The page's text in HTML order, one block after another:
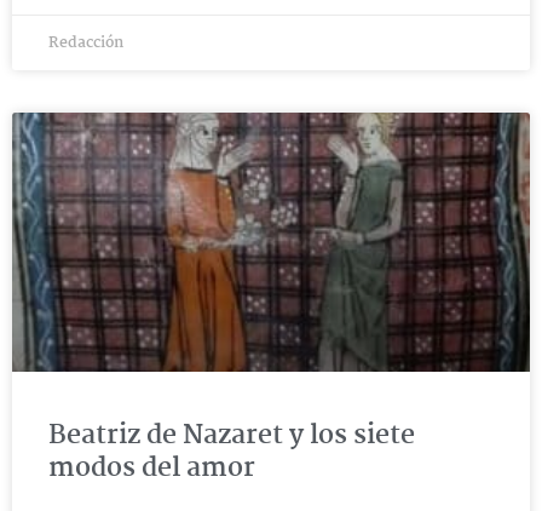
Redacción
Beatriz de Nazaret y los siete
modos del amor